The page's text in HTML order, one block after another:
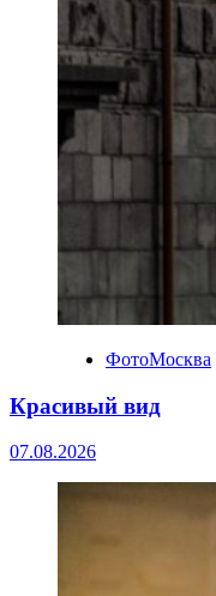
ФотоМосква
Красивый вид
07.08.2026